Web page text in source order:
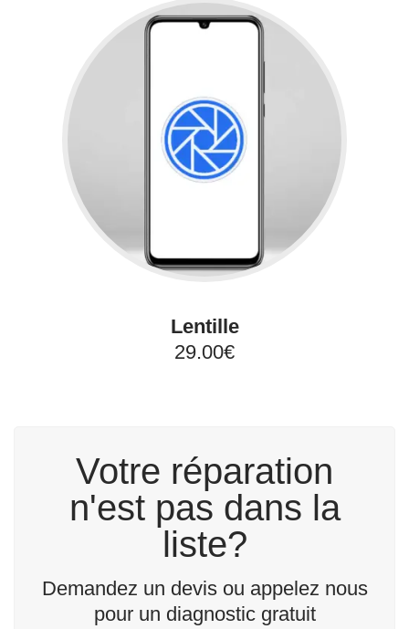
Lentille
29.00€
Votre réparation
n'est pas dans la
liste?
Demandez un devis ou appelez nous
pour un diagnostic gratuit